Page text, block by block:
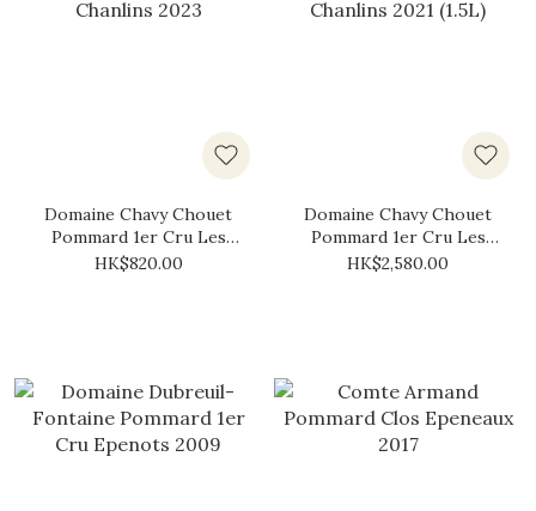
Domaine Chavy Chouet
Pommard 1er Cru Les
Chanlins 2023
HK$820.00
Domaine Chavy Chouet
Pommard 1er Cru Les
Chanlins 2021 (1.5L)
HK$2,580.00